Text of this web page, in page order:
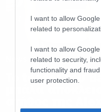
I want to allow
related to
I want to allow
related to security,
functionality and
user protection.
Το teaser του
μπάλα